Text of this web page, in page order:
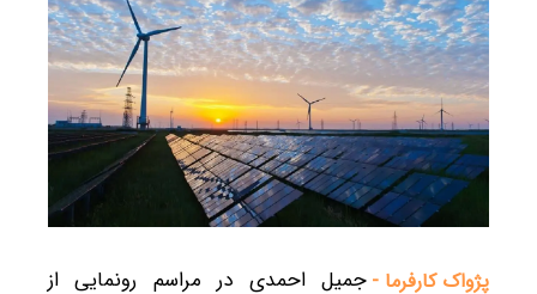
پژواک کارفرما - جمیل احمدی در مراسم رونمایی از